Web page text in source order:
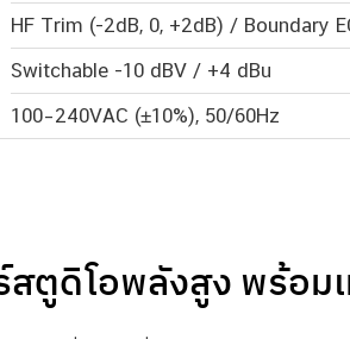
HF Trim (-2dB, 0, +2dB) / Boundary
Switchable -10 dBV / +4 dBu
100–240VAC (±10%), 50/60Hz
ตูดิโอพลังสูง พร้อม